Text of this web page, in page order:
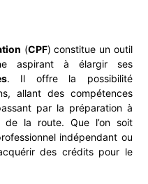
(CPF) constitue un outil
aspirant à élargir ses
. Il offre la possibilité
allant des compétences
par la préparation à
de la route. Que l’on soit
indépendant ou
des crédits pour le